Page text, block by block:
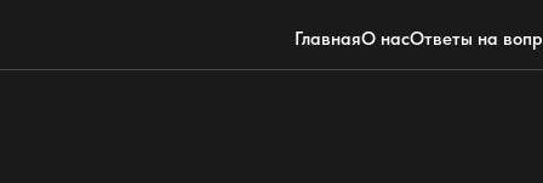
ГлавнаяО насОтветы на